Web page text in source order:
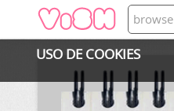
USO DE COOKIES
browse